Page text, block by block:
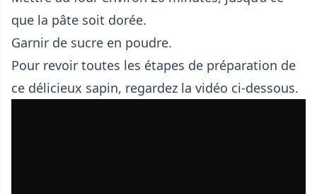
que la pâte soit dorée.
Garnir de sucre en poudre.
Pour revoir toutes les étapes de préparation de
ce délicieux sapin, regardez la vidéo ci-dessous.